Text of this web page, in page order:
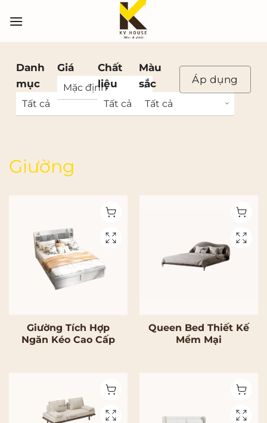
qua
Danh
mục
Giá
Chất
liệu
Màu
sắc
Áp dụng
Giường
Giường Tích Hợp
Ngăn Kéo Cao Cấp
Queen Bed Thiết Kế
Mềm Mại